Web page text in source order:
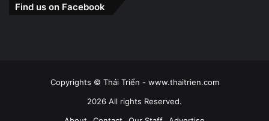
Find us on Facebook
Copyrights © Thái Triển - www.thaitrien.com
2026 All rights Reserved.